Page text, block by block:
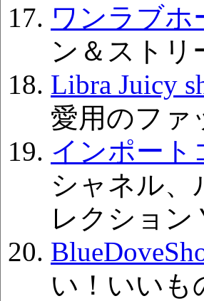
ワンラブホ
ン＆ストリ
Libra Juicy
愛用のファ
インポート
シャネル、
レクション
い！いいも